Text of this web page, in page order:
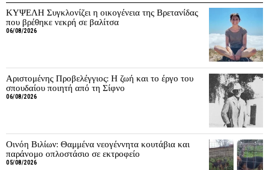
ΚΥΨΕΛΗ Συγκλονίζει η οικογένεια της Βρετανίδας
που βρέθηκε νεκρή σε βαλίτσα
06/08/2026
Αριστομένης Προβελέγγιος: Η ζωή και το έργο του
σπουδαίου ποιητή από τη Σίφνο
06/08/2026
Οινόη Βιλίων: Θαμμένα νεογέννητα κουτάβια και
παράνομο οπλοστάσιο σε εκτροφείο
05/08/2026